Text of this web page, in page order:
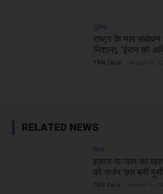
दुनिया
राष्ट्र के नाम
निशाना, ‘ईरान को
TBN Desk
RELATED NEWS
बिहार
इलाज या जान का
की जर्जर छत बनी
TBN Desk